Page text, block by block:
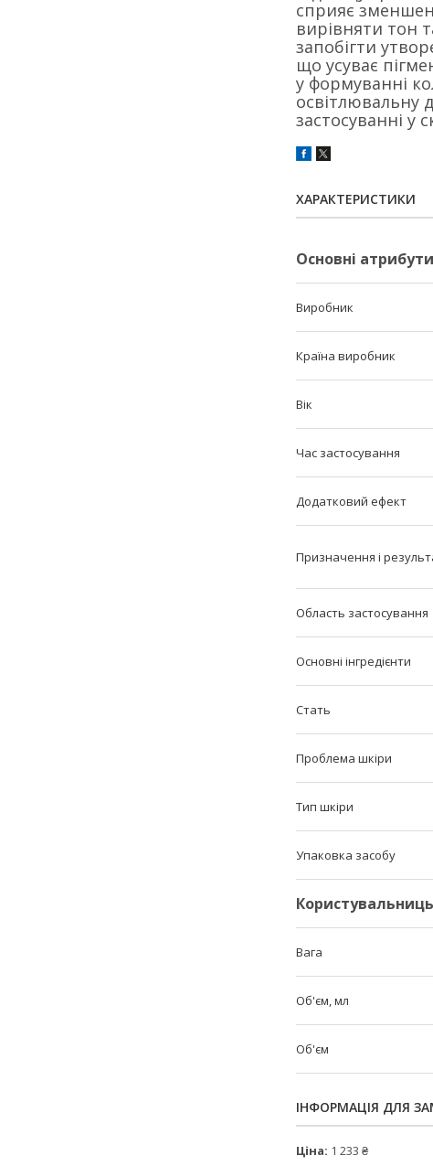
сприяє
вирівняти тон
запобігти
що усуває
у формуванні
освітлювальну
застосуванні
ХАРАКТЕРИСТИКИ
Основні атрибути
Виробник
Країна виробник
Вік
Час застосування
Додатковий ефект
Призначення і
Область застосування
Основні інгредієнти
Стать
Проблема шкіри
Тип шкіри
Упаковка засобу
Вага
Об'єм, мл
Об'єм
ІНФОРМАЦІЯ ДЛЯ
Ціна: 1 233 ₴